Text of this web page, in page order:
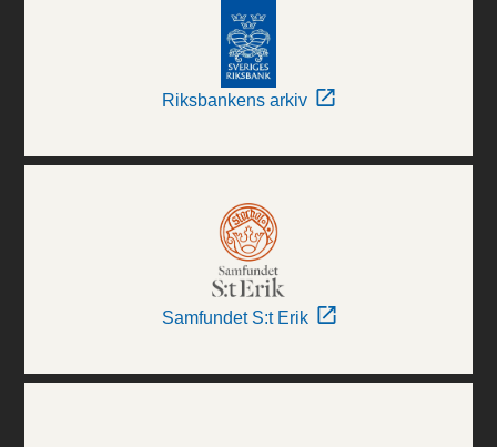
Riksbankens arkiv
Samfundet S:t Erik